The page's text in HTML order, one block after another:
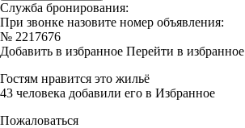
Служба бронирования:
При звонке назовите номер объявления:
№ 2217676
Добавить в избранное Перейти в избранное
Гостям нравится это жильё
43 человека добавили его в Избранное
Пожаловаться